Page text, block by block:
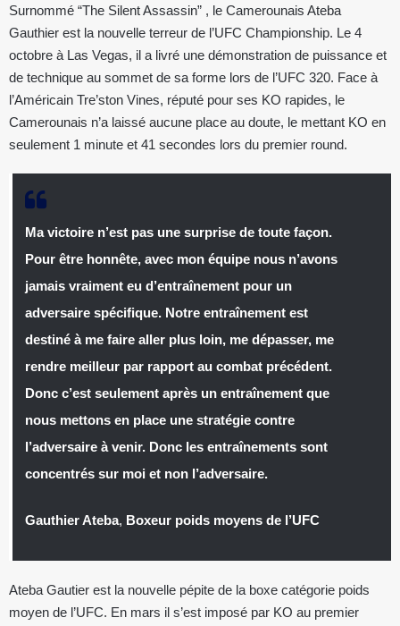
Surnommé “The Silent Assassin” , le Camerounais Ateba
Gauthier est la nouvelle terreur de l’UFC Championship. Le 4
octobre à Las Vegas, il a livré une démonstration de puissance et
de technique au sommet de sa forme lors de l’UFC 320. Face à
l’Américain Tre’ston Vines, réputé pour ses KO rapides, le
Camerounais n’a laissé aucune place au doute, le mettant KO en
seulement 1 minute et 41 secondes lors du premier round.
Ma victoire n’est pas une surprise de toute façon.
Pour être honnête, avec mon équipe nous n’avons
jamais vraiment eu d’entraînement pour un
adversaire spécifique. Notre entraînement est
destiné à me faire aller plus loin, me dépasser, me
rendre meilleur par rapport au combat précédent.
Donc c’est seulement après un entraînement que
nous mettons en place une stratégie contre
l’adversaire à venir. Donc les entraînements sont
concentrés sur moi et non l’adversaire.
Gauthier Ateba, Boxeur poids moyens de l’UFC
Ateba Gautier est la nouvelle pépite de la boxe catégorie poids
moyen de l’UFC. En mars il s’est imposé par KO au premier